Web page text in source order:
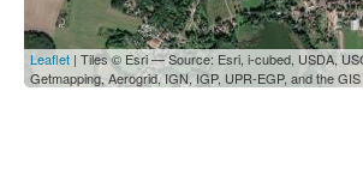
Leaflet | Tiles © Esri — Source: Esri, i-cubed, USDA,
Getmapping, Aerogrid, IGN, IGP, UPR-EGP, and the